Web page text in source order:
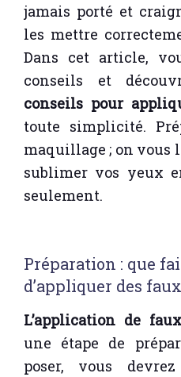
jamais porté et
les mettre
Dans cet article,
conseils et
conseils pour
toute simplicité.
maquillage ; on vous
sublimer vos yeux
seulement.
Préparation : que
d’appliquer des
L’application de
une étape de
poser, vous